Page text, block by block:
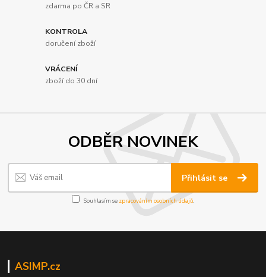
zdarma po ČR a SR
KONTROLA
doručení zboží
VRÁCENÍ
zboží do 30 dní
ODBĚR NOVINEK
Přihlásit se
Souhlasím se zpracováním osobních údajů.
ASIMP.cz